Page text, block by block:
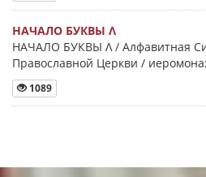
НАЧАЛО БУКВЫ Λ
НАЧАЛО БУКВЫ Λ / Алфавитная
Православной Церкви /
1089